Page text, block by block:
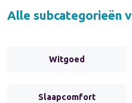
Alle subcategorieën
Witgoed
Slaapcomfort